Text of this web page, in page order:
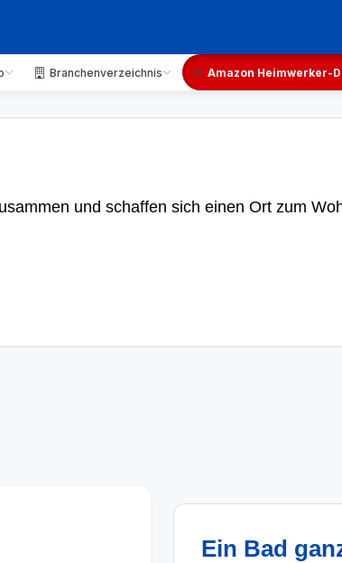
Branchenverzeichnis Amazon Heimwerker-
und schaffen sich einen Ort zum
Ein Bad